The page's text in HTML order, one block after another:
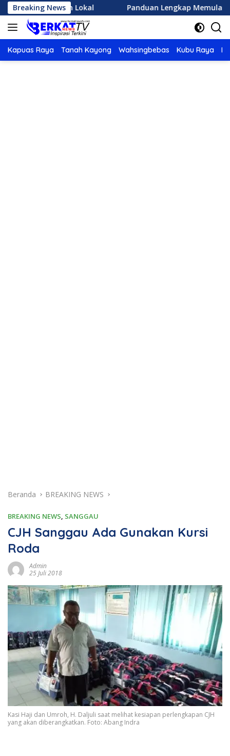
Langsung
ke
konten
Breaking News
Sejarah Lokal Panduan Lengkap Memulai Olahraga
Kapuas Raya Tanah Kayong Wahsingbebas Kubu Raya
Beranda BREAKING NEWS
BREAKING NEWS, SANGGAU
CJH Sanggau Ada Gunakan Kursi
Roda
Admin
25 Juli 2018
Kasi Haji dan Umroh, H. Daljuli saat melihat kesiapan perlengkapan CJH
yang akan diberangkatkan. Foto: Abang Indra